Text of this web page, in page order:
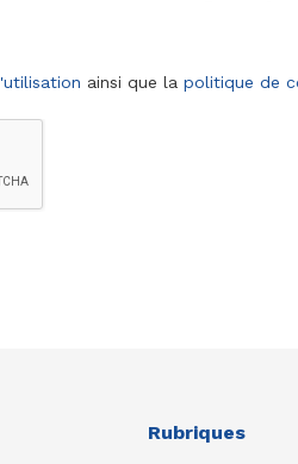
ainsi que la politique de
Rubriques